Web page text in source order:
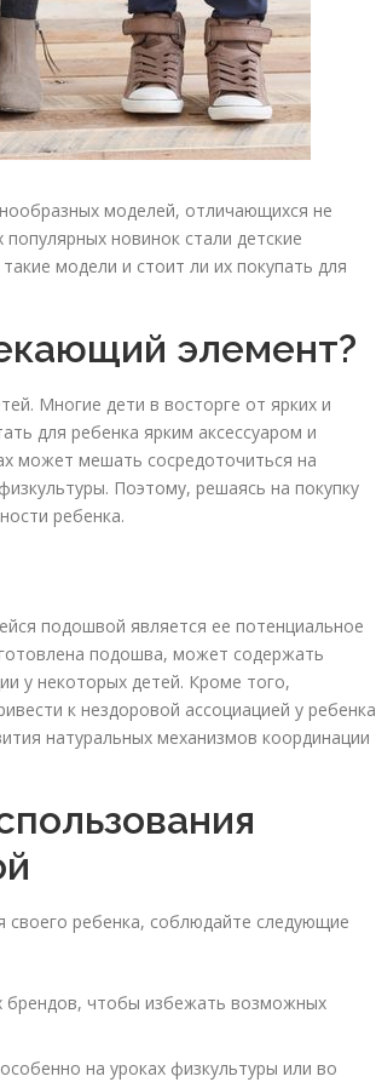
моделей, отличающихся не
новинок стали детские
модели и стоит ли их покупать для
элемент?
Многие дети в восторге от ярких и
для ребенка ярким аксессуаром и
может мешать сосредоточиться на
Поэтому, решаясь на покупку
ребенка.
подошвой является ее потенциальное
подошва, может содержать
у некоторых детей. Кроме того,
к нездоровой ассоциацией у ребенка
натуральных механизмов координации
ребенка, соблюдайте следующие
брендов, чтобы избежать возможных
на уроках физкультуры или во